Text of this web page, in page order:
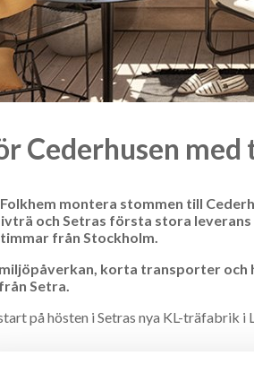
Cederhusen
montera stommen till
och Setras första stora
från Stockholm.
korta transporter och
Setra.
på hösten i Setras nya KL-träfabrik